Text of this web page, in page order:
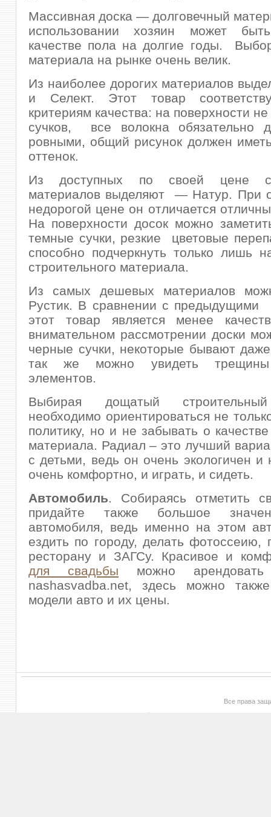
Массивная доска — долговечный
использовании хозяин может
качестве пола на долгие годы.
материала на рынке очень велик.
Из наиболее дорогих материалов
и Селект. Этот товар
критериям качества: на поверхности
сучков, все волокна обязательно
ровными, общий рисунок должен
оттенок.
Из доступных по своей цене
материалов выделяют — Натур. При
недорогой цене он отличается
На поверхности досок можно
темные сучки, резкие цветовые
способно подчеркнуть только лишь
строительного материала.
Из самых дешевых материалов
Рустик. В сравнении с предыдущими
этот товар является менее
внимательном рассмотрении доски
черные сучки, некоторые бывают
так же можно увидеть трещины
элементов.
Выбирая дощатый
необходимо ориентироваться не
политику, но и не забывать о
материала. Радиал – это лучший
с детьми, ведь он очень экологичен и
очень комфортно, и играть, и сидеть.
Автомобиль. Собираясь отметить
придайте также большое
автомобиля, ведь именно на этом
ездить по городу, делать фотоссеию,
ресторану и ЗАГСу. Красивое и
для свадьбы можно
nashasvadba.net, здесь можно
модели авто и их цены.
Все права